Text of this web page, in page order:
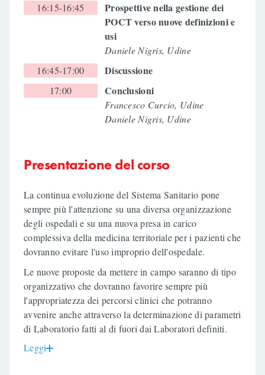
16:15-16:45
Prospettive nella gestione dei
POCT verso nuove definizioni e
usi
Daniele Nigris, Udine
16:45-17:00
Discussione
17:00 Conclusioni
Francesco Curcio, Udine
Daniele Nigris, Udine
Presentazione del corso
La continua evoluzione del Sistema Sanitario pone
sempre più l'attenzione su una diversa organizzazione
degli ospedali e su una nuova presa in carico
complessiva della medicina territoriale per i pazienti che
dovranno evitare l'uso improprio dell'ospedale.
Le nuove proposte da mettere in campo saranno di tipo
organizzativo che dovranno favorire sempre più
l'appropriatezza dei percorsi clinici che potranno
avvenire anche attraverso la determinazione di parametri
di Laboratorio fatti al di fuori dai Laboratori definiti.
Leggi